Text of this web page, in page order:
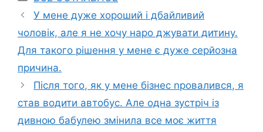
У мене дуже хороший і дбайливий
чоловік, але я не хочу наро джувати дитину.
Для такого рішення у мене є дуже серйозна
причина.
Після того, як у мене бізнес nровалився, я
став водити автобус. Але одна зустріч із
дивною бабулею змінила все моє життя